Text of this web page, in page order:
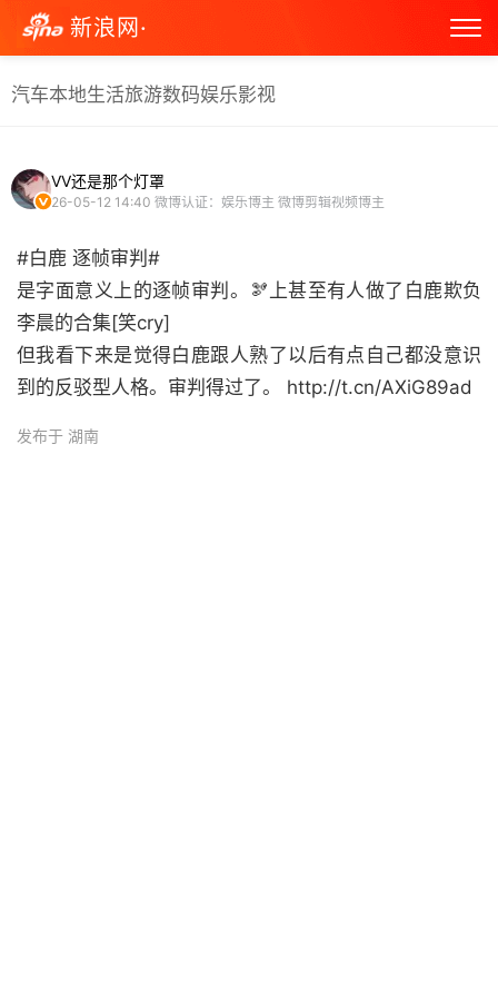
新浪网·
汽车本地生活旅游数码娱乐影视
VV还是那个灯罩
26-05-12 14:40 微博认证：娱乐博主 微博剪辑视频博主
#白鹿 逐帧审判#
是字面意义上的逐帧审判。🫘上甚至有人做了白鹿欺负
李晨的合集[笑cry]
但我看下来是觉得白鹿跟人熟了以后有点自己都没意识
到的反驳型人格。审判得过了。 http://t.cn/AXiG89ad ​
发布于 湖南